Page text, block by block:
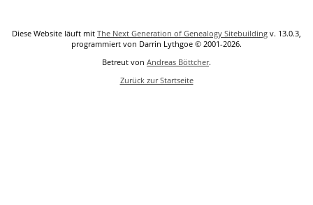
Diese Website läuft mit The Next Generation of Genealogy Sitebuilding v. 13.0.3,
programmiert von Darrin Lythgoe © 2001-2026.
Betreut von Andreas Böttcher.
Zurück zur Startseite